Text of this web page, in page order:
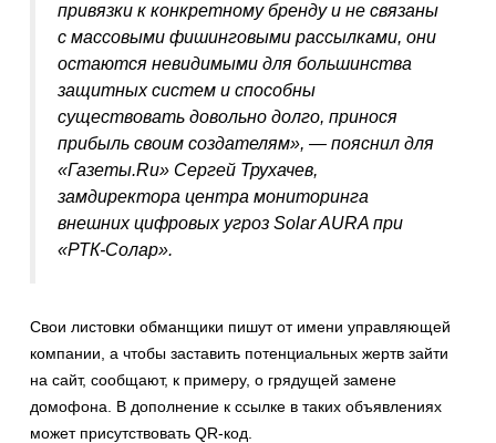
привязки к конкретному бренду и не связаны
с массовыми фишинговыми рассылками, они
остаются невидимыми для большинства
защитных систем и способны
существовать довольно долго, принося
прибыль своим создателям», — пояснил для
«Газеты.Ru» Сергей Трухачев,
замдиректора центра мониторинга
внешних цифровых угроз Solar AURA при
«РТК-Солар».
Свои листовки обманщики пишут от имени управляющей
компании, а чтобы заставить потенциальных жертв зайти
на сайт, сообщают, к примеру, о грядущей замене
домофона. В дополнение к ссылке в таких объявлениях
может присутствовать QR-код.